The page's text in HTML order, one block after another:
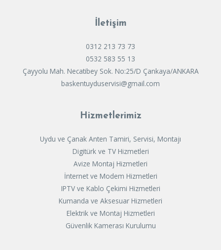
İletişim
0312 213 73 73
0532 583 55 13
Çayyolu Mah. Necatibey Sok. No:25/D Çankaya/ANKARA
baskentuyduservisi@gmail.com
Hizmetlerimiz
Uydu ve Çanak Anten Tamiri, Servisi, Montajı
Digitürk ve TV Hizmetleri
Avize Montaj Hizmetleri
İnternet ve Modem Hizmetleri
IPTV ve Kablo Çekimi Hizmetleri
Kumanda ve Aksesuar Hizmetleri
Elektrik ve Montaj Hizmetleri
Güvenlik Kamerası Kurulumu